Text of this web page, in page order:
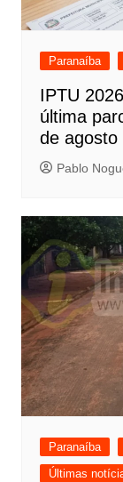
Paranaíba
IPTU
última
de agosto
Pablo
Paranaíba
Últimas